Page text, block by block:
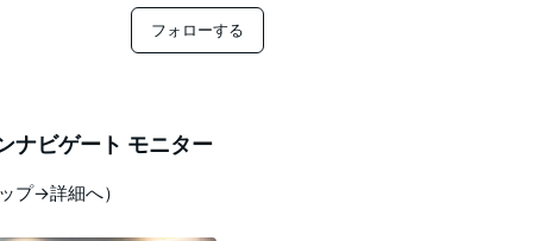
フォローする
ナビゲート モニター
プ→詳細へ）